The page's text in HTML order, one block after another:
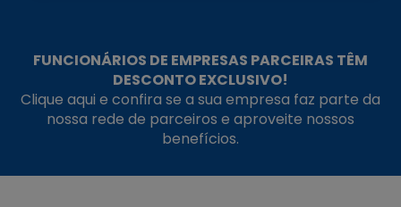
FUNCIONÁRIOS DE EMPRESAS PARCEIRAS TÊM
DESCONTO EXCLUSIVO!
Clique aqui e confira se a sua empresa faz parte da
nossa rede de parceiros e aproveite nossos
benefícios.